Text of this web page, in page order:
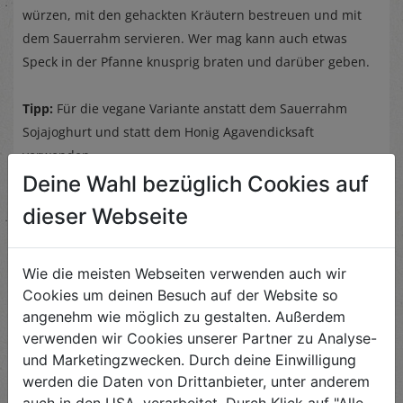
würzen, mit den gehackten Kräutern bestreuen und mit
dem Sauerrahm servieren. Wer mag kann auch etwas
Speck in der Pfanne knusprig braten und darüber geben.
Tipp: Für die vegane Variante anstatt dem Sauerrahm
Sojajoghurt und statt dem Honig Agavendicksaft
verwenden.
Ähnliche Rezepte
Cottage Cheese
Deine Wahl bezüglich Cookies auf
dieser Webseite
Wie die meisten Webseiten verwenden auch wir
Cookies um deinen Besuch auf der Website so
angenehm wie möglich zu gestalten. Außerdem
verwenden wir Cookies unserer Partner zu Analyse-
und Marketingzwecken. Durch deine Einwilligung
werden die Daten von Drittanbieter, unter anderem